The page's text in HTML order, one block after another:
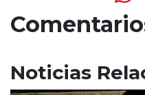
Noticias